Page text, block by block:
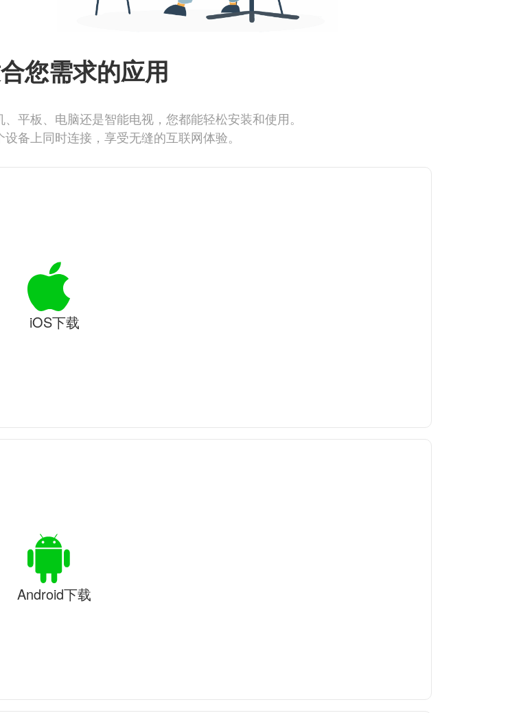
您需求的应用
平板、电脑还是智能电视，您都能轻松安装和使用。
备上同时连接，享受无缝的互联网体验。
iOS下载
Android下载